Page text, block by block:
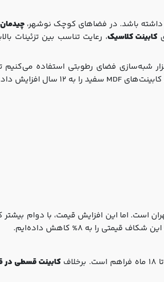
کابینت کلاسیک، رعایت تناسب بین تزئینات
شبه‌سازی فضای رطوبتی استفاده می‌کنیم
بالای شمال، کابینت نئوکلاسیک در نوشهر 15-20% گران‌تر از تهران است. اما
را به 8% کاهش داده‌ایم.
کابینت قسطی در